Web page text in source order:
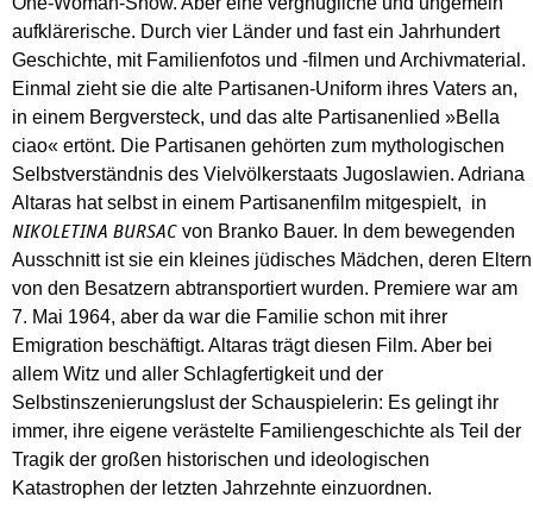
aufklärerische. Durch vier Länder und fast ein Jahrhundert
Geschichte, mit Familienfotos und -filmen und Archivmaterial.
Einmal zieht sie die alte Partisanen-Uniform ihres Vaters an,
in einem Bergversteck, und das alte Partisanenlied »Bella
ciao« ertönt. Die Partisanen gehörten zum mythologischen
Selbstverständnis des Vielvölkerstaats Jugoslawien. Adriana
Altaras hat selbst in einem Partisanenfilm mitgespielt, in
NIKOLETINA BURSAC von Branko Bauer. In dem bewegenden
Ausschnitt ist sie ein kleines jüdisches Mädchen, deren Eltern
von den Besatzern abtransportiert wurden. Premiere war am
7. Mai 1964, aber da war die Familie schon mit ihrer
Emigration beschäftigt. Altaras trägt diesen Film. Aber bei
allem Witz und aller Schlagfertigkeit und der
Selbstinszenierungslust der Schauspielerin: Es gelingt ihr
immer, ihre eigene verästelte Familiengeschichte als Teil der
Tragik der großen historischen und ideologischen
Katastrophen der letzten Jahrzehnte einzuordnen.